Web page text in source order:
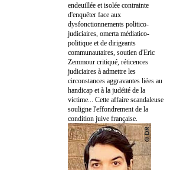
endeuillée et isolée contrainte
d'enquêter face aux
dysfonctionnements politico-
judiciaires, omerta médiatico-
politique et de dirigeants
communautaires, soutien d'Eric
Zemmour critiqué, réticences
judiciaires à admettre les
circonstances aggravantes liées au
handicap et à la judéité de la
victime... Cette affaire scandaleuse
souligne l'effondrement de la
condition juive française.